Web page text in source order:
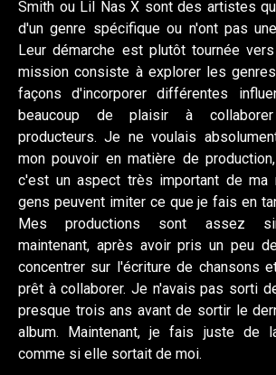
Smith ou Lil Nas X sont des artistes
d'un genre spécifique ou n'ont pas
Leur démarche est plutôt tournée
mission consiste à explorer les
façons d'incorporer différentes
beaucoup de plaisir à
producteurs. Je ne voulais
mon pouvoir en matière de
c'est un aspect très important de ma
gens peuvent imiter ce que je fais en
Mes productions sont assez
maintenant, après avoir pris un peu
concentrer sur l'écriture de chansons
prêt à collaborer. Je n'avais pas sorti
presque trois ans avant de sortir le
album. Maintenant, je fais juste de
comme si elle sortait de moi.